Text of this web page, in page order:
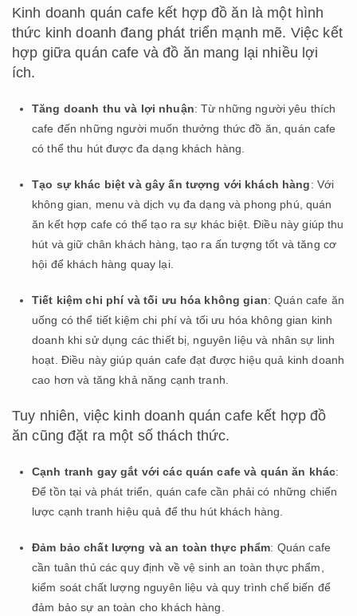
Kinh doanh quán cafe kết hợp đồ ăn là một hình
thức kinh doanh đang phát triển mạnh mẽ. Việc kết
hợp giữa quán cafe và đồ ăn mang lại nhiều lợi
ích.
Tăng doanh thu và lợi nhuận: Từ những người yêu thích
cafe đến những người muốn thưởng thức đồ ăn, quán cafe
có thể thu hút được đa dạng khách hàng.
Tạo sự khác biệt và gây ấn tượng với khách hàng: Với
không gian, menu và dịch vụ đa dạng và phong phú, quán
ăn kết hợp cafe có thể tạo ra sự khác biệt. Điều này giúp thu
hút và giữ chân khách hàng, tạo ra ấn tượng tốt và tăng cơ
hội để khách hàng quay lại.
Tiết kiệm chi phí và tối ưu hóa không gian: Quán cafe ăn
uống có thể tiết kiệm chi phí và tối ưu hóa không gian kinh
doanh khi sử dụng các thiết bị, nguyên liệu và nhân sự linh
hoạt. Điều này giúp quán cafe đạt được hiệu quả kinh doanh
cao hơn và tăng khả năng cạnh tranh.
Tuy nhiên, việc kinh doanh quán cafe kết hợp đồ
ăn cũng đặt ra một số thách thức.
Cạnh tranh gay gắt với các quán cafe và quán ăn khác:
Để tồn tại và phát triển, quán cafe cần phải có những chiến
lược cạnh tranh hiệu quả để thu hút khách hàng.
Đảm bảo chất lượng và an toàn thực phẩm: Quán cafe
cần tuân thủ các quy định về vệ sinh an toàn thực phẩm,
kiểm soát chất lượng nguyên liệu và quy trình chế biến để
đảm bảo sự an toàn cho khách hàng.